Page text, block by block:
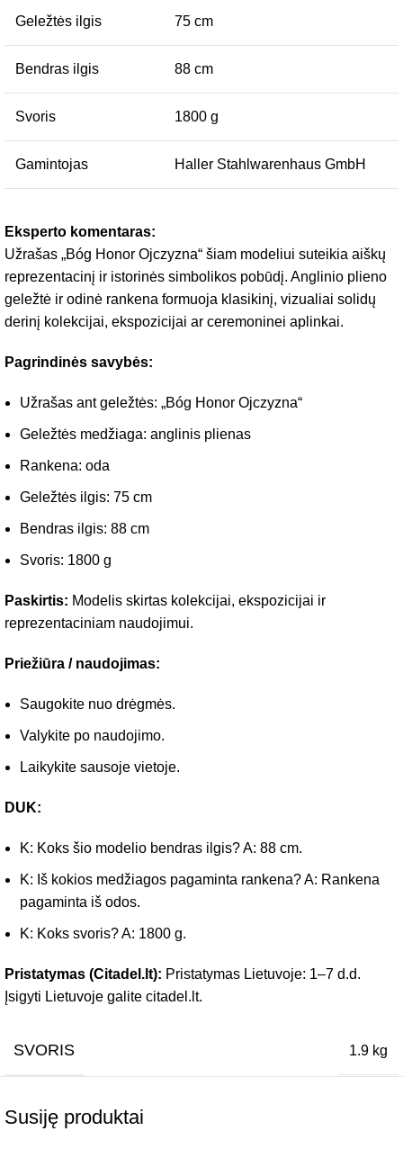
Geležtės ilgis 75 cm
Bendras ilgis 88 cm
Svoris 1800 g
Gamintojas Haller Stahlwarenhaus GmbH
Eksperto komentaras:
Užrašas „Bóg Honor Ojczyzna“ šiam modeliui suteikia aiškų
reprezentacinį ir istorinės simbolikos pobūdį. Anglinio plieno
geležtė ir odinė rankena formuoja klasikinį, vizualiai solidų
derinį kolekcijai, ekspozicijai ar ceremoninei aplinkai.
Pagrindinės savybės:
Užrašas ant geležtės: „Bóg Honor Ojczyzna“
Geležtės medžiaga: anglinis plienas
Rankena: oda
Geležtės ilgis: 75 cm
Bendras ilgis: 88 cm
Svoris: 1800 g
Paskirtis: Modelis skirtas kolekcijai, ekspozicijai ir
reprezentaciniam naudojimui.
Priežiūra / naudojimas:
Saugokite nuo drėgmės.
Valykite po naudojimo.
Laikykite sausoje vietoje.
DUK:
K: Koks šio modelio bendras ilgis? A: 88 cm.
K: Iš kokios medžiagos pagaminta rankena? A: Rankena
pagaminta iš odos.
K: Koks svoris? A: 1800 g.
Pristatymas (Citadel.lt): Pristatymas Lietuvoje: 1–7 d.d.
Įsigyti Lietuvoje galite citadel.lt.
SVORIS 1.9 kg
Susiję produktai